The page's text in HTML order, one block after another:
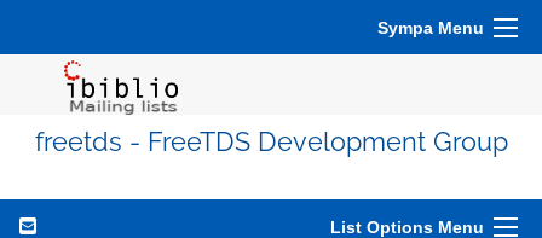
Sympa Menu
freetds - FreeTDS Development Group
List Options Menu